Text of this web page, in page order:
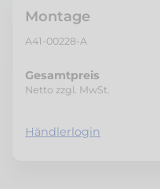
Montage
A41-00228-A
Gesamtpreis
Netto zzgl. MwSt.
Händlerlogin